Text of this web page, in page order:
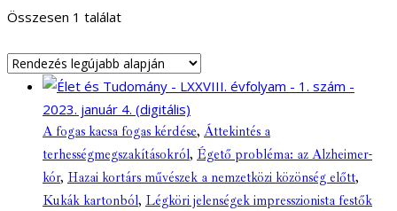
Összesen 1 találat
A fogas kacsa fogas kérdése, Áttekintés a
terhességmegszakításokról, Égető probléma: az Alzheimer-
kór, Hazai kortárs művészek a nemzetközi közönség előtt,
Kukák kartonból, Légköri jelenségek impresszionista festők